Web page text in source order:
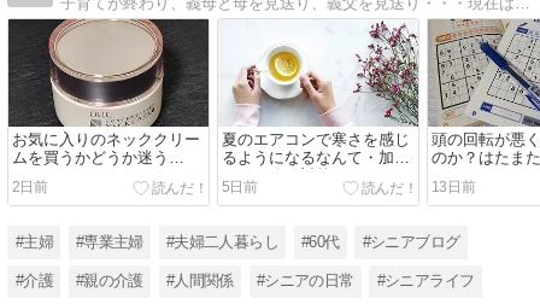
お気に入りのネッククリー
ムを買うかどうか迷う
（DHCコンセントレートネ
ッククリーム）
2日前
夏のエアコンで寒さを感じ
るようになるなんて・加齢
による冷え対策
5日前
頭の回転が悪
のか？はたま
になってきた
13日前
#主婦 #専業主婦 #夫婦二人暮らし #60代 #シニアブログ
#介護 #親の介護 #人間関係 #シニアの日常 #シニアライフ